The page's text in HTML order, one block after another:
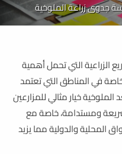
جدوى زراعة الملوخية
الزراعية التي تحمل أهمية
خاصة في المناطق التي تعتمد
خيار مثالي للمزارعين
ومستدامة، خاصة مع
المحلية والدولية مما يزيد